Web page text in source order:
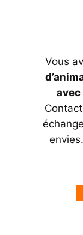
Vous